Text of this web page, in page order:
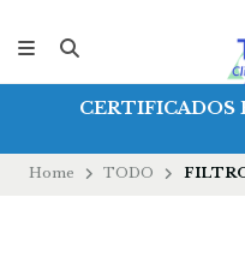
CERTIFICADOS
Home TODO